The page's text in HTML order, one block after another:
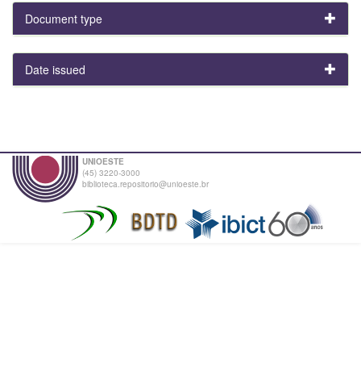
Document type
Date issued
UNIOESTE
(45) 3220-3000
biblioteca.repositorio@unioeste.br